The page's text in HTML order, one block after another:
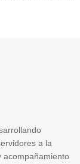
a la
acompañamiento